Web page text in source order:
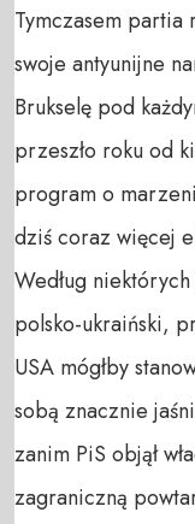
Tymczasem partia
swoje antyunijne
Brukselę pod
przeszło roku od
program o
dziś coraz więcej
Według
polsko-ukraiński,
USA mógłby
sobą znacznie
zanim PiS objął
zagraniczną